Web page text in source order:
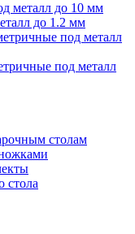
металл до 10 мм
до 1.2 мм
под металл
под металл
столам
стола